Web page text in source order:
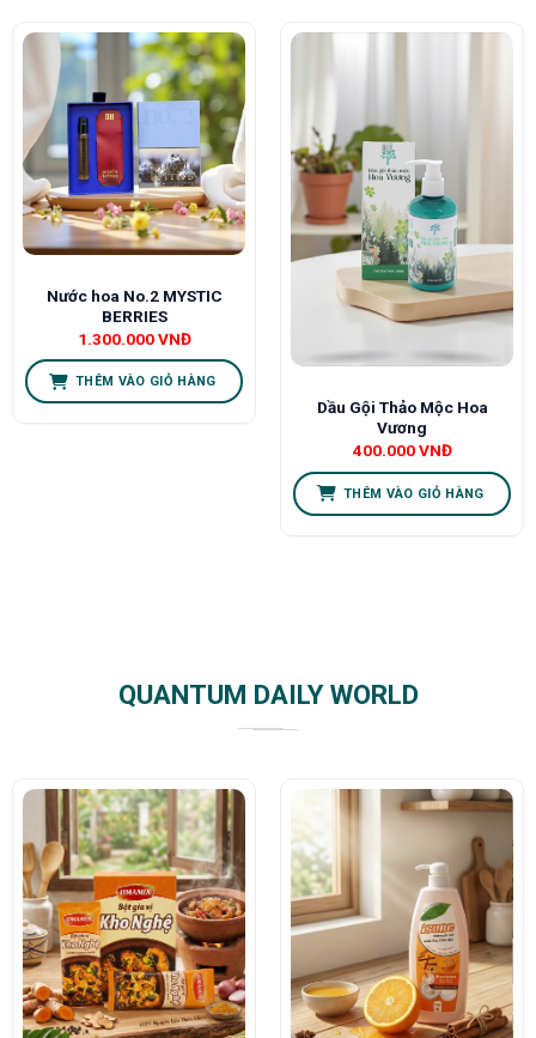
Nước hoa No.2 MYSTIC
BERRIES
1.300.000VNĐ
THÊM VÀO GIỎ HÀNG
Dầu Gội Thảo Mộc Hoa
Vương
400.000VNĐ
THÊM VÀO GIỎ HÀNG
QUANTUM DAILY WORLD